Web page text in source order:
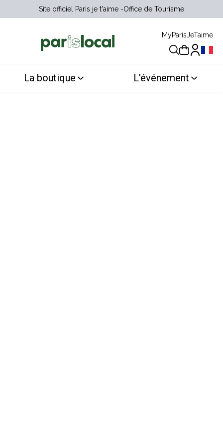
Site officiel Paris je t'aime Office de Tourisme
MyParisJeTaime
La boutique L'événement